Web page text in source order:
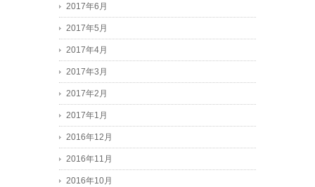
2017年6月
2017年5月
2017年4月
2017年3月
2017年2月
2017年1月
2016年12月
2016年11月
2016年10月